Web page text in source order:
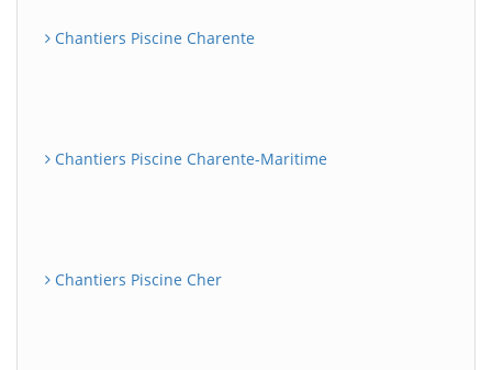
Chantiers Piscine Charente
Chantiers Piscine Charente-Maritime
Chantiers Piscine Cher